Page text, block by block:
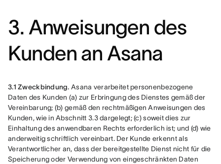
3. Anweisungen des
Kunden an Asana
3.1 Zweckbindung. Asana verarbeitet personenbezogene
Daten des Kunden (a) zur Erbringung des Dienstes gemäß der
Vereinbarung; (b) gemäß den rechtmäßigen Anweisungen des
Kunden, wie in Abschnitt 3.3 dargelegt; (c) soweit dies zur
Einhaltung des anwendbaren Rechts erforderlich ist; und (d) wie
anderweitig schriftlich vereinbart. Der Kunde erkennt als
Verantwortlicher an, dass der bereitgestellte Dienst nicht für die
Speicherung oder Verwendung von eingeschränkten Daten